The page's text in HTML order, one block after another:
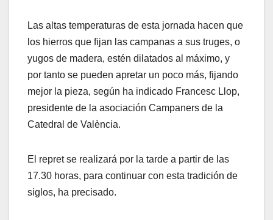
Las altas temperaturas de esta jornada hacen que
los hierros que fijan las campanas a sus truges, o
yugos de madera, estén dilatados al máximo, y
por tanto se pueden apretar un poco más, fijando
mejor la pieza, según ha indicado Francesc Llop,
presidente de la asociación Campaners de la
Catedral de València.
El repret se realizará por la tarde a partir de las
17.30 horas, para continuar con esta tradición de
siglos, ha precisado.